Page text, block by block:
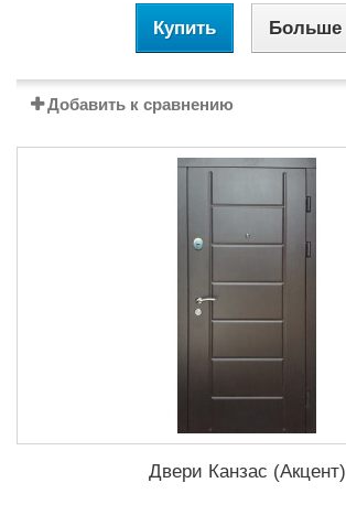
Купить Больше
Добавить к сравнению
Двери Канзас (Акцент)